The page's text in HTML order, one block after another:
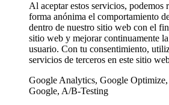
Al aceptar estos servicios, podemos
forma anónima el comportamiento
dentro de nuestro sitio web con el
sitio web y mejorar continuamente
usuario. Con tu consentimiento,
servicios de terceros en este sitio
Google Analytics, Google Optimize,
Google, A/B-Testing